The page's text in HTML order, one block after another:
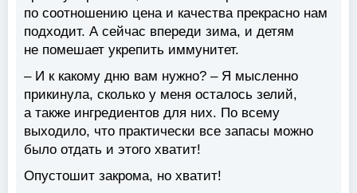
по соотношению цена и качества прекрасно нам
подходит. А сейчас впереди зима, и детям
не помешает укрепить иммунитет.
– И к какому дню вам нужно? – Я мысленно
прикинула, сколько у меня осталось зелий,
а также ингредиентов для них. По всему
выходило, что практически все запасы можно
было отдать и этого хватит!
Опустошит закрома, но хватит!